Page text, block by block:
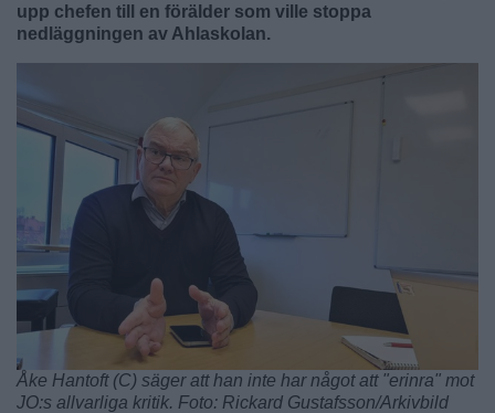
upp chefen till en förälder som ville stoppa
nedläggningen av Ahlaskolan.
Åke Hantoft (C) säger att han inte har något att "erinra" mot
JO:s allvarliga kritik. Foto: Rickard Gustafsson/Arkivbild